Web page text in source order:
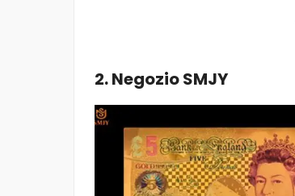
2. Negozio SMJY